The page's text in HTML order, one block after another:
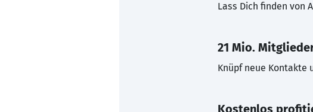
Lass Dich finden von
21 Mio.
Knüpf neue Kontakte
Kostenlos